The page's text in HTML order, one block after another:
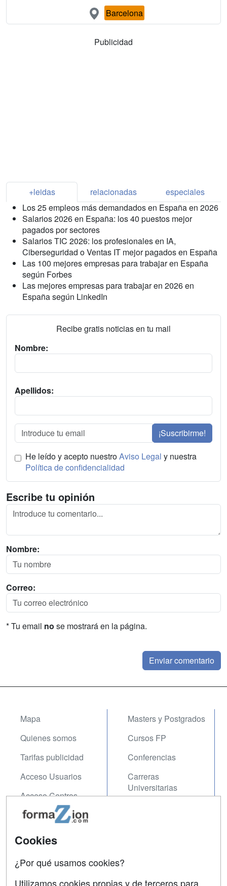
Barcelona
Publicidad
+leidas relacionadas
especiales
Los 25 empleos más demandados en España en 2026
Salarios 2026 en España: los 40 puestos mejor
pagados por sectores
Salarios TIC 2026: los profesionales en IA,
Ciberseguridad o Ventas IT mejor pagados en España
Las 100 mejores empresas para trabajar en España
según Forbes
Las mejores empresas para trabajar en 2026 en
España según LinkedIn
Recibe gratis noticias en tu mail
Nombre:
Apellidos:
¡Suscribirme!
He leído y acepto nuestroAviso Legal y nuestra
Política de confidencialidad
Escribe tu opinión
Nombre:
Correo:
* Tu email no se mostrará en la página.
Mapa
Quienes somos
Tarifas publicidad
Acceso Usuarios
Acceso Centros
Masters y Postgrados
Cursos FP
Conferencias
Carreras
Universitarias
Contactar
Cookies
¿Por qué usamos cookies?
Utilizamos cookies propias y de terceros para